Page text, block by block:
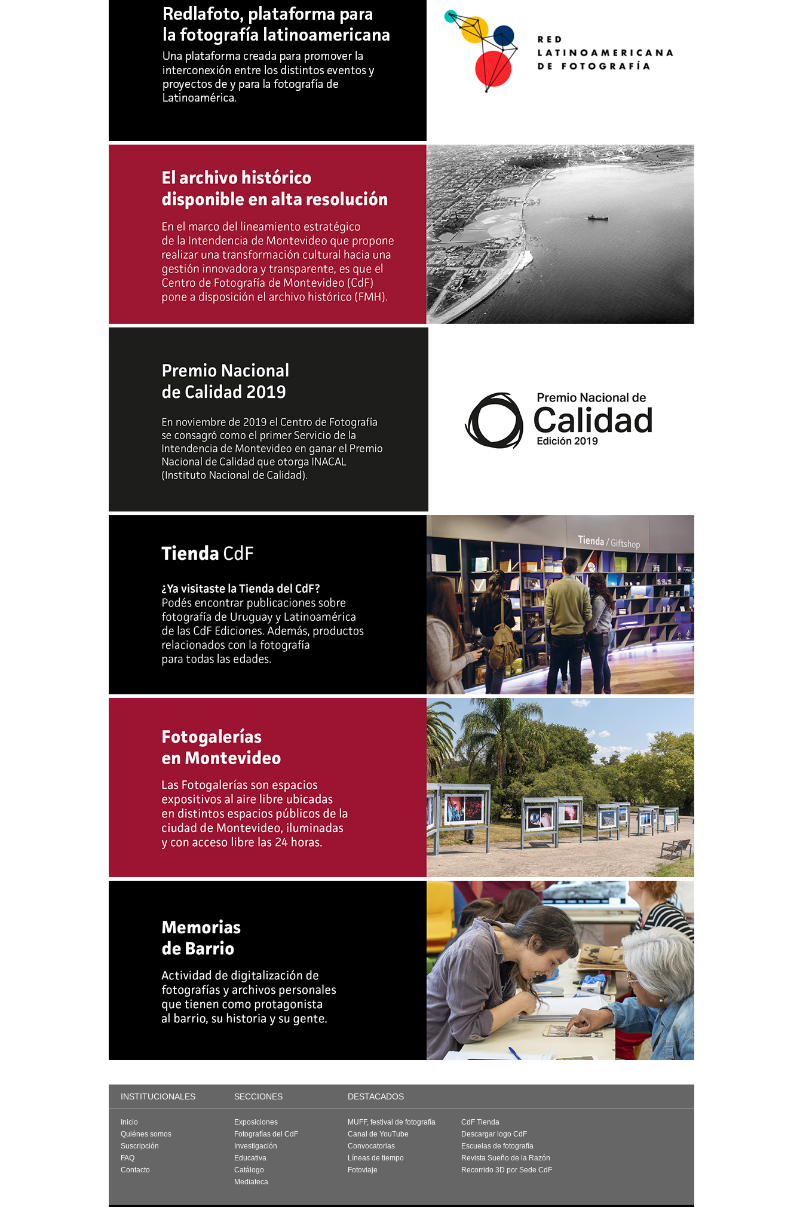
INSTITUCIONALES SECCIONES DESTACADOS
Inicio
Quiénes somos
Suscripción
FAQ
Contacto
Exposiciones
Fotografías del CdF
Investigación
Educativa
Catálogo
Mediateca
MUFF, festival de fotografía
Canal de YouTube
Convocatorias
Líneas de tiempo
Fotoviaje
CdF Tienda
Descargar logo CdF
Escuelas de fotografía
Revista Sueño de la Razón
Recorrido 3D por Sede CdF